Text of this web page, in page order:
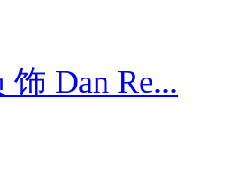
饰 Dan Re...